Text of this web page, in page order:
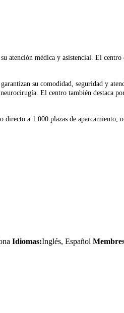
atención médica y asistencial. El centro
su comodidad, seguridad y
El centro también destaca
directo a 1.000 plazas de aparcamiento,
Idiomas:Inglés, Español